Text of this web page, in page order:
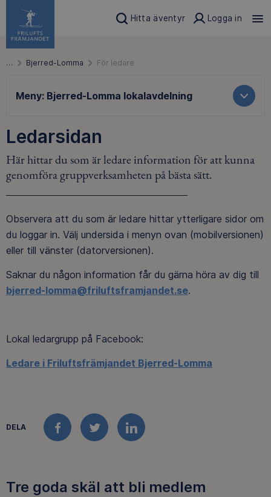
Hitta äventyr Logga in
… Bjerred-Lomma För ledare
Meny: Bjerred-Lomma lokalavdelning
Ledarsidan
Här hittar du som är ledare information för att kunna
genomföra gruppverksamheten på bästa sätt.
Observera att du som är ledare hittar ytterligare sidor om
du loggar in. Välj undersida i menyn ovan (mobilversionen)
eller till vänster (datorversionen).
Saknar du någon information får du gärna höra av dig till
bjerred-lomma@friluftsframjandet.se.
Lokal ledargrupp på Facebook:
Ledare i Friluftsfrämjandet Bjerred-Lomma
DELA
FACEBOOKTWITTERLINKEDIN
Tre goda skäl att bli medlem